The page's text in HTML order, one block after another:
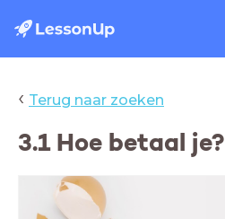
‹ Terug naar zoeken
3.1 Hoe betaal je?